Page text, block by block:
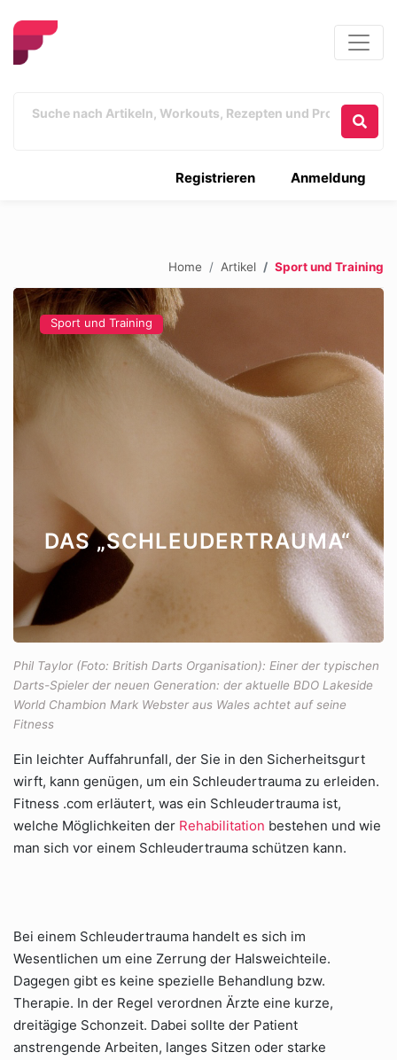
Anmeldung
Registrieren
Home Artikel Sport und Training
Sport und Training
DAS „SCHLEUDERTRAUMA“
Phil Taylor (Foto: British Darts Organisation): Einer der typischen
Darts-Spieler der neuen Generation: der aktuelle BDO Lakeside
World Chambion Mark Webster aus Wales achtet auf seine
Fitness
Ein leichter Auffahrunfall, der Sie in den Sicherheitsgurt
wirft, kann genügen, um ein Schleudertrauma zu erleiden.
Fitness .com erläutert, was ein Schleudertrauma ist,
welche Möglichkeiten der Rehabilitation bestehen und wie
man sich vor einem Schleudertrauma schützen kann.
Bei einem Schleudertrauma handelt es sich im
Wesentlichen um eine Zerrung der Halsweichteile.
Dagegen gibt es keine spezielle Behandlung bzw.
Therapie. In der Regel verordnen Ärzte eine kurze,
dreitägige Schonzeit. Dabei sollte der Patient
anstrengende Arbeiten, langes Sitzen oder starke